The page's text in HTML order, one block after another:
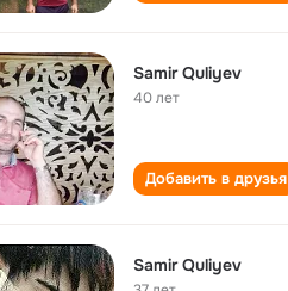
Samir Quliyev
40 лет
Добавить в друзья
Samir Quliyev